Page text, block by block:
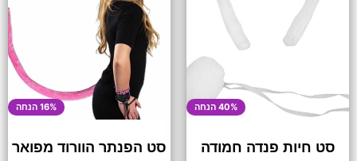
40% הנחה
סט חיות פנדה חמודה
16% הנחה
סט הפנתר הוורוד מפואר